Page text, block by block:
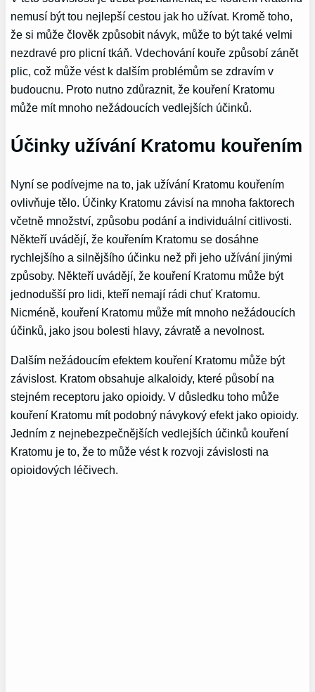
nemusí být tou nejlepší cestou jak ho užívat. Kromě toho,
že si může člověk způsobit návyk, může to být také velmi
nezdravé pro plicní tkáň. Vdechování kouře způsobí zánět
plic, což může vést k dalším problémům se zdravím v
budoucnu. Proto nutno zdůraznit, že kouření Kratomu
může mít mnoho nežádoucích vedlejších účinků.
Účinky užívání Kratomu kouřením
Nyní se podívejme na to, jak užívání Kratomu kouřením
ovlivňuje tělo. Účinky Kratomu závisí na mnoha faktorech
včetně množství, způsobu podání a individuální citlivosti.
Někteří uvádějí, že kouřením Kratomu se dosáhne
rychlejšího a silnějšího účinku než při jeho užívání jinými
způsoby. Někteří uvádějí, že kouření Kratomu může být
jednodušší pro lidi, kteří nemají rádi chuť Kratomu.
Nicméně, kouření Kratomu může mít mnoho nežádoucích
účinků, jako jsou bolesti hlavy, závratě a nevolnost.
Dalším nežádoucím efektem kouření Kratomu může být
závislost. Kratom obsahuje alkaloidy, které působí na
stejném receptoru jako opioidy. V důsledku toho může
kouření Kratomu mít podobný návykový efekt jako opioidy.
Jedním z nejnebezpečnějších vedlejších účinků kouření
Kratomu je to, že to může vést k rozvoji závislosti na
opioidových léčivech.